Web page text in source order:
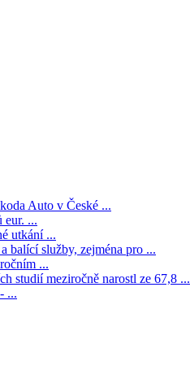
Auto v České ...
eur. ...
utkání ...
balící služby, zejména pro ...
...
studií meziročně narostl ze 67,8 ...
...